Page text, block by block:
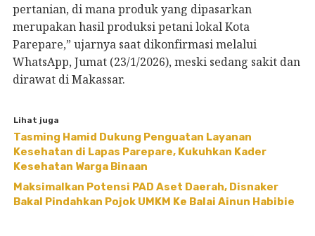
pertanian, di mana produk yang dipasarkan
merupakan hasil produksi petani lokal Kota
Parepare,” ujarnya saat dikonfirmasi melalui
WhatsApp, Jumat (23/1/2026), meski sedang sakit dan
dirawat di Makassar.
Lihat juga
Tasming Hamid Dukung Penguatan Layanan
Kesehatan di Lapas Parepare, Kukuhkan Kader
Kesehatan Warga Binaan
Maksimalkan Potensi PAD Aset Daerah, Disnaker
Bakal Pindahkan Pojok UMKM Ke Balai Ainun Habibie